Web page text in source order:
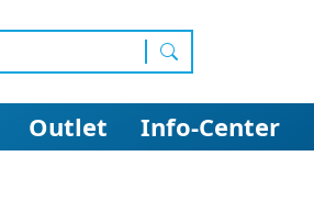
Suchen
Outlet Info-Center